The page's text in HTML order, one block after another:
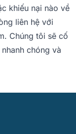
khiếu nại nào về
liên hệ với
Chúng tôi sẽ cố
chóng và